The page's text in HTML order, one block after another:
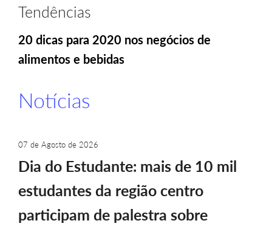
Tendências
20 dicas para 2020 nos negócios de
alimentos e bebidas
Notícias
07 de Agosto de 2026
Dia do Estudante: mais de 10 mil
estudantes da região centro
participam de palestra sobre